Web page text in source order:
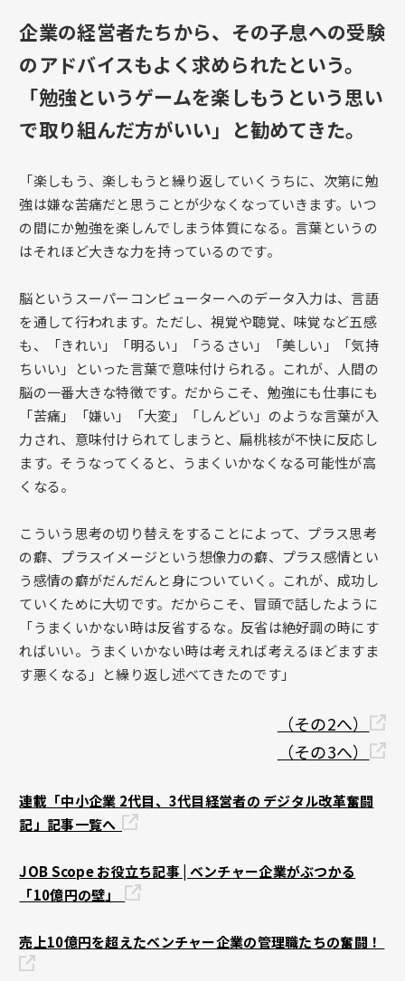
企業の経営者たちから、その子息への受験
のアドバイスもよく求められたという。
「勉強というゲームを楽しもうという思い
で取り組んだ方がいい」と勧めてきた。
「楽しもう、楽しもうと繰り返していくうちに、次第に勉
強は嫌な苦痛だと思うことが少なくなっていきます。いつ
の間にか勉強を楽しんでしまう体質になる。言葉というの
はそれほど大きな力を持っているのです。
脳というスーパーコンピューターへのデータ入力は、言語
を通して行われます。ただし、視覚や聴覚、味覚など五感
も、「きれい」「明るい」「うるさい」「美しい」「気持
ちいい」といった言葉で意味付けられる。これが、人間の
脳の一番大きな特徴です。だからこそ、勉強にも仕事にも
「苦痛」「嫌い」「大変」「しんどい」のような言葉が入
力され、意味付けられてしまうと、扁桃核が不快に反応し
ます。そうなってくると、うまくいかなくなる可能性が高
くなる。
こういう思考の切り替えをすることによって、プラス思考
の癖、プラスイメージという想像力の癖、プラス感情とい
う感情の癖がだんだんと身についていく。これが、成功し
ていくために大切です。だからこそ、冒頭で話したように
「うまくいかない時は反省するな。反省は絶好調の時にす
ればいい。うまくいかない時は考えれば考えるほどますま
す悪くなる」と繰り返し述べてきたのです」
（その2へ）
（その3へ）
連載「中小企業 2代目、3代目経営者の デジタル改革奮闘
記」記事一覧へ
JOB Scope お役立ち記事 | ベンチャー企業がぶつかる
「10億円の壁」
売上10億円を超えたベンチャー企業の管理職たちの奮闘！